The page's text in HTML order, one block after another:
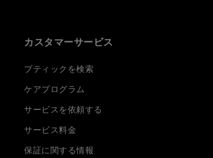
カスタマーサービス
ブティックを検索
ケアプログラム
サービスを依頼する
サービス料金
保証に関する情報